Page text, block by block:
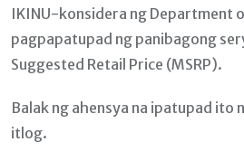
IKINU-konsidera ng Department
pagpapatupad ng panibagong
Suggested Retail Price (MSRP).
Balak ng ahensya na ipatupad ito
itlog.